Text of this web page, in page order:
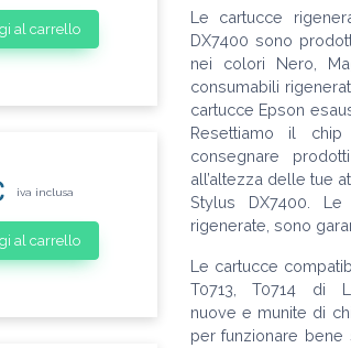
al carrello
iva inclusa
al carrello
Le cartucce
DX7400 sono
nei colori Nero,
consumabili
cartucce Epson
Resettiamo il
consegnare
all’altezza delle tue
Stylus DX7400. Le
rigenerate, sono
Le cartucce
T0713, T0714 di
nuove e munite di
per funzionare bene